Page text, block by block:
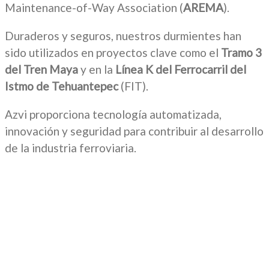
Maintenance-of-Way Association (AREMA).
Duraderos y seguros, nuestros durmientes han
sido utilizados en proyectos clave como el Tramo 3
del Tren Mayay en la Línea K del Ferrocarril del
Istmo de Tehuantepec(FIT).
Azvi proporciona tecnología automatizada,
innovación y seguridad para contribuir al desarrollo
de la industria ferroviaria.